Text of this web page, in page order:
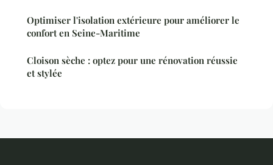
Optimiser l'isolation extérieure pour améliorer le
confort en Seine-Maritime
Cloison sèche : optez pour une rénovation réussie
et stylée